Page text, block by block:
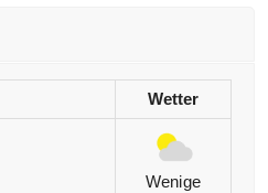
Wetter
Wenige